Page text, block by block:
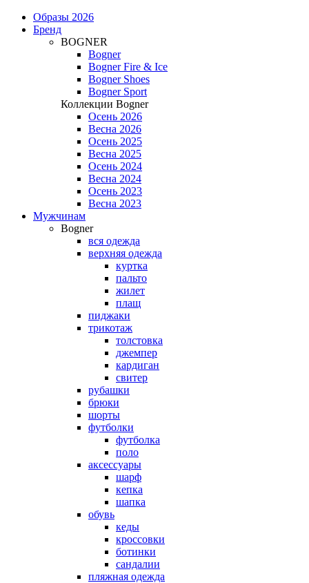
Образы 2026
Бренд
BOGNER
Bogner
Bogner Fire & Ice
Bogner Shoes
Bogner Sport
Коллекции Bogner
Осень 2026
Весна 2026
Осень 2025
Весна 2025
Осень 2024
Весна 2024
Осень 2023
Весна 2023
Мужчинам
Bogner
вся одежда
верхняя одежда
куртка
пальто
жилет
плащ
пиджаки
трикотаж
толстовка
джемпер
кардиган
свитер
рубашки
брюки
шорты
футболки
футболка
поло
аксессуары
шарф
кепка
шапка
обувь
кеды
кроссовки
ботинки
сандалии
пляжная одежда